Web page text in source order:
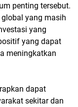
penting tersebut.
yang masih
yang
yang dapat
meningkatkan
dapat
sekitar dan